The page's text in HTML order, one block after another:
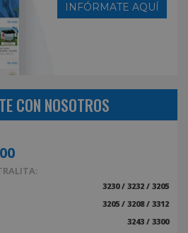
INFÓRMATE AQUÍ
CON NOSOTROS
3230 / 3232 / 3205
3205 / 3208 / 3312
3243 / 3300